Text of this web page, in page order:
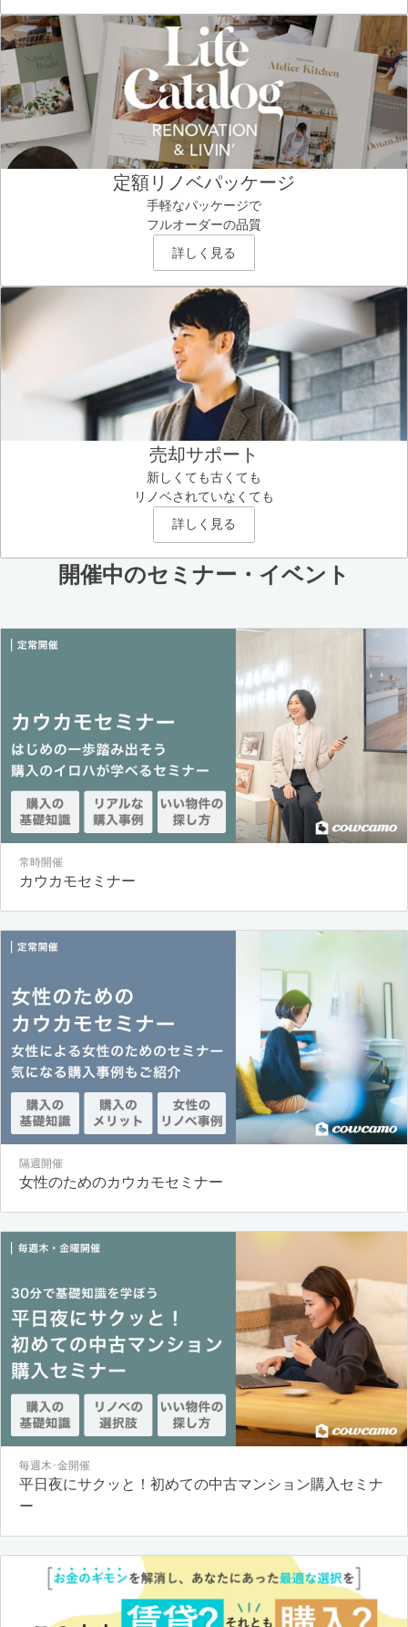
定額リノベパッケージ
手軽なパッケージで
フルオーダーの品質
詳しく見る
売却サポート
新しくても古くても
リノベされていなくても
詳しく見る
開催中のセミナー・イベント
常時開催
カウカモセミナー
隔週開催
女性のためのカウカモセミナー
毎週木･金開催
平日夜にサクッと！初めての中古マンション購入セミナ
ー